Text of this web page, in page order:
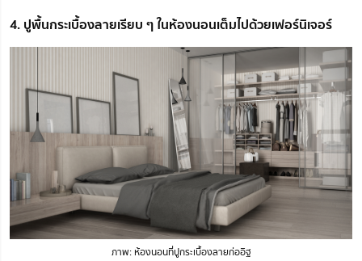
4. ปูพื้นกระเบื้องลายเรียบ ๆ ในห้องนอนเต็มไปด้วยเฟอร์นิเจอร์
ภาพ: ห้องนอนที่ปูกระเบื้องลายก่ออิฐ